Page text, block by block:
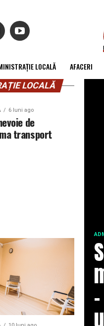
LOCALĂ AFACERI
LOCALĂ
6 luni ago
de
transport